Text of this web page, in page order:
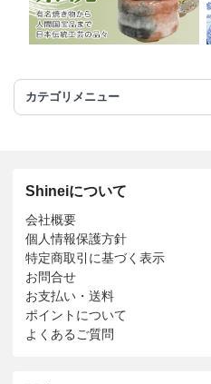
カテゴリメニュー
Shineiについて
会社概要
個人情報保護方針
特定商取引に基づく表示
お問合せ
お支払い・送料
ポイントについて
よくあるご質問